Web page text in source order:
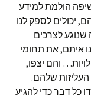
3) אפילו חשיפה הולמת למידע
יכולים לספק לנו
שנוגע לצרכים
איתם, את תחומי
והם יצפו,
העליזות שלהם.
כל דבר כדי להגיע